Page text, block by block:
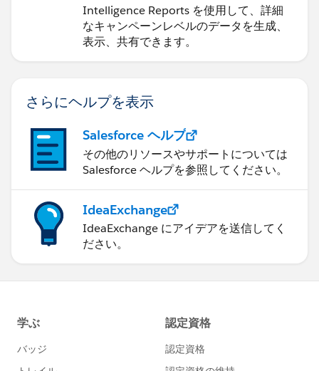
Intelligence Reports を使用して、詳細
なキャンペーンレベルのデータを生成、
表示、共有できます。
さらにヘルプを表示
Salesforce ヘルプ
その他のリソースやサポートについては
Salesforce ヘルプを参照してください。
IdeaExchange
IdeaExchange にアイデアを送信してく
ださい。